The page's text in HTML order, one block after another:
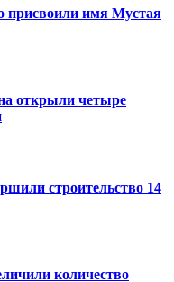
присвоили имя Мустая
открыли четыре
строительство 14
количество